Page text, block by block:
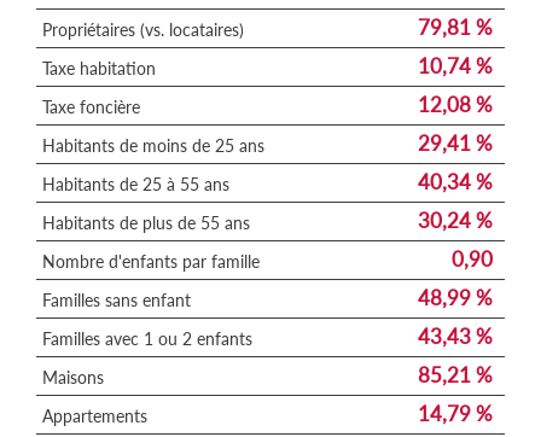
Propriétaires (vs. locataires) 79,81 %
Taxe habitation 10,74 %
Taxe foncière 12,08 %
Habitants de moins de 25 ans 29,41 %
Habitants de 25 à 55 ans 40,34 %
Habitants de plus de 55 ans 30,24 %
Nombre d'enfants par famille 0,90
Familles sans enfant 48,99 %
Familles avec 1 ou 2 enfants 43,43 %
Maisons 85,21 %
Appartements 14,79 %